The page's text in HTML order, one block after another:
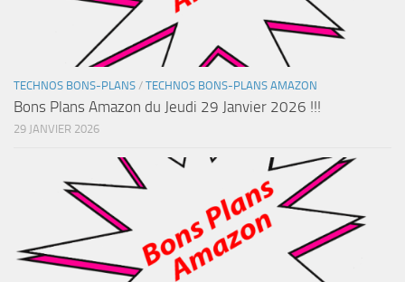
TECHNOS BONS-PLANS / TECHNOS BONS-PLANS AMAZON
Bons Plans Amazon du Jeudi 29 Janvier 2026 !!!
29 JANVIER 2026